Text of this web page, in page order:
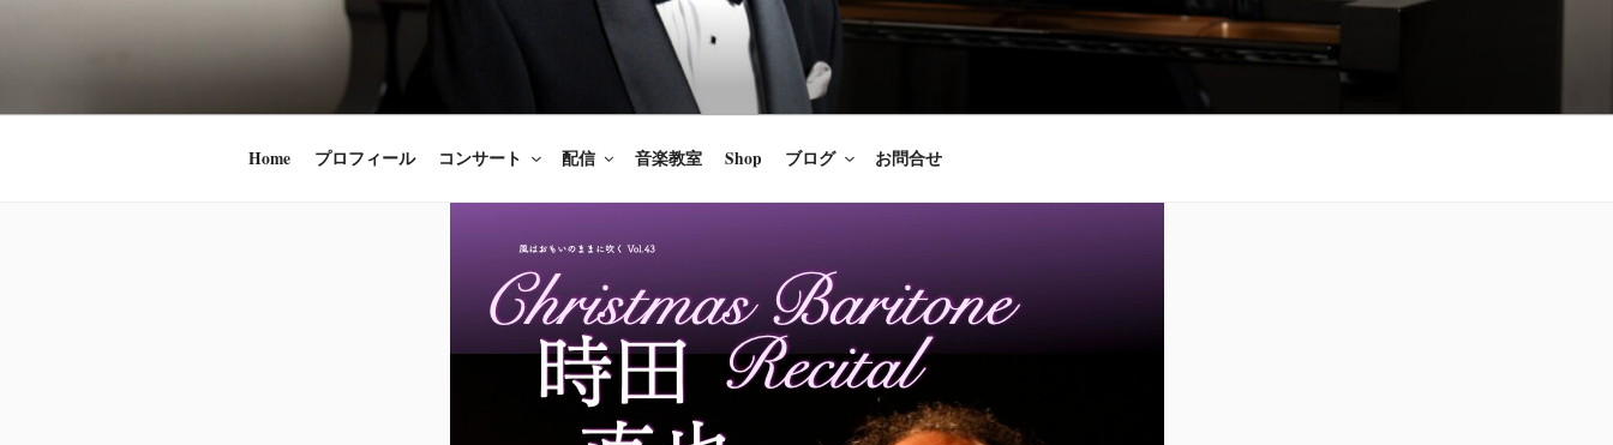
ン
時田直也 声楽家/BARITONE
歌うことは希望を語ること、生きることは喜びも悲しみもわかちあ
うことかけがえのないあなたに「いのちの歌」をお届けします。
Home プロフィール コンサート 配信 音楽教室 Shop ブログ お問合せ